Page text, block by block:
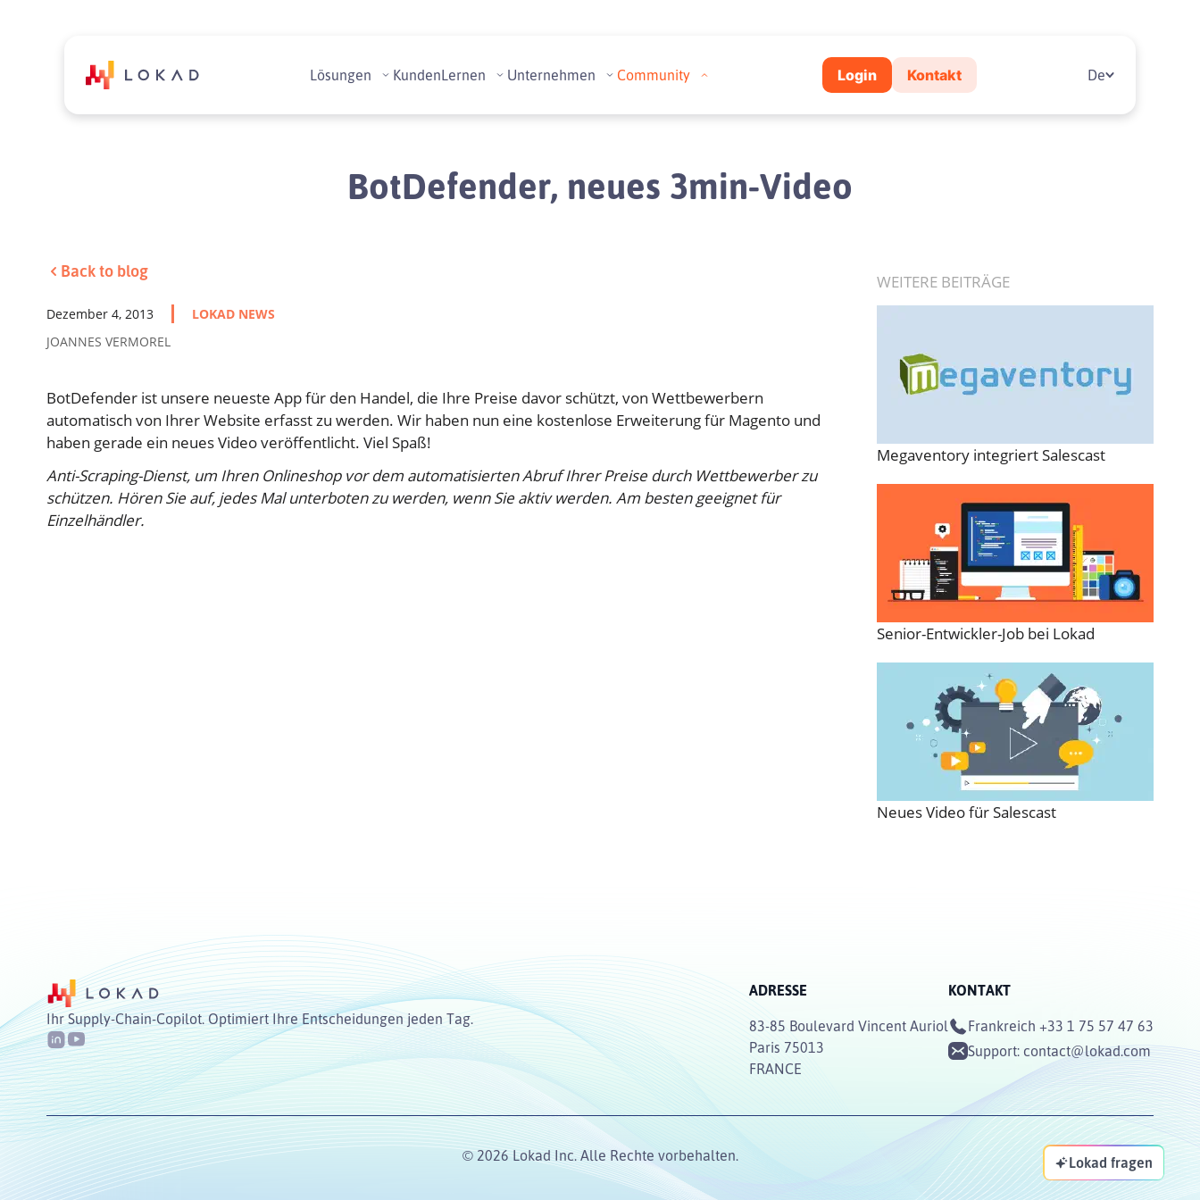
Lösungen KundenLernen Unternehmen Community Login Kontakt De
BotDefender, neues 3min-Video
Back to blog
Dezember 4, 2013
LOKAD NEWS
JOANNES VERMOREL
BotDefender ist unsere neueste App für den Handel, die Ihre Preise davor schützt, von Wettbewerbern
automatisch von Ihrer Website erfasst zu werden. Wir haben nun eine kostenlose Erweiterung für Magento und
haben gerade ein neues Video veröffentlicht. Viel Spaß!
Anti-Scraping-Dienst, um Ihren Onlineshop vor dem automatisierten Abruf Ihrer Preise durch Wettbewerber zu
schützen. Hören Sie auf, jedes Mal unterboten zu werden, wenn Sie aktiv werden. Am besten geeignet für
Einzelhändler.
WEITERE BEITRÄGE
Megaventory integriert Salescast
Senior-Entwickler-Job bei Lokad
Neues Video für Salescast
Ihr Supply-Chain-Copilot. Optimiert Ihre Entscheidungen jeden Tag.
ADRESSE
83-85 Boulevard Vincent Auriol
Paris 75013
FRANCE
KONTAKT
Frankreich +33 1 75 57 47 63
Support: contact@lokad.com
© 2026 Lokad Inc. Alle Rechte vorbehalten. Lokad fragen